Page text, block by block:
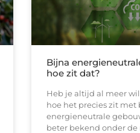
Bijna
hoe zit dat?
Heb je altijd al meer
hoe het precies zit met
energieneutrale
beter bekend onder de